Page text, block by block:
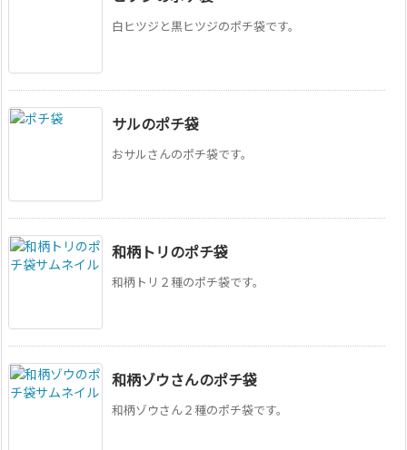
白ヒツジと黒ヒツジのポチ袋です。
サルのポチ袋
おサルさんのポチ袋です。
和柄トリのポチ袋
和柄トリ２種のポチ袋です。
和柄ゾウさんのポチ袋
和柄ゾウさん２種のポチ袋です。